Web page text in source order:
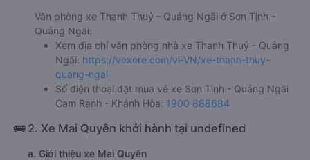
Văn phòng xe Thanh Thuỷ - Quảng Ngãi ở Sơn Tịnh -
Quảng Ngãi:
Xem địa chỉ văn phòng nhà xe Thanh Thuỷ - Quảng
Ngãi: https://vexere.com/vi-VN/xe-thanh-thuy-
quang-ngai
Số điện thoại đặt mua vé xe Sơn Tịnh - Quảng Ngãi
Cam Ranh - Khánh Hòa: 1900 888684
🚌 2. Xe Mai Quyên khởi hành tại undefined
a. Giới thiệu xe Mai Quyên